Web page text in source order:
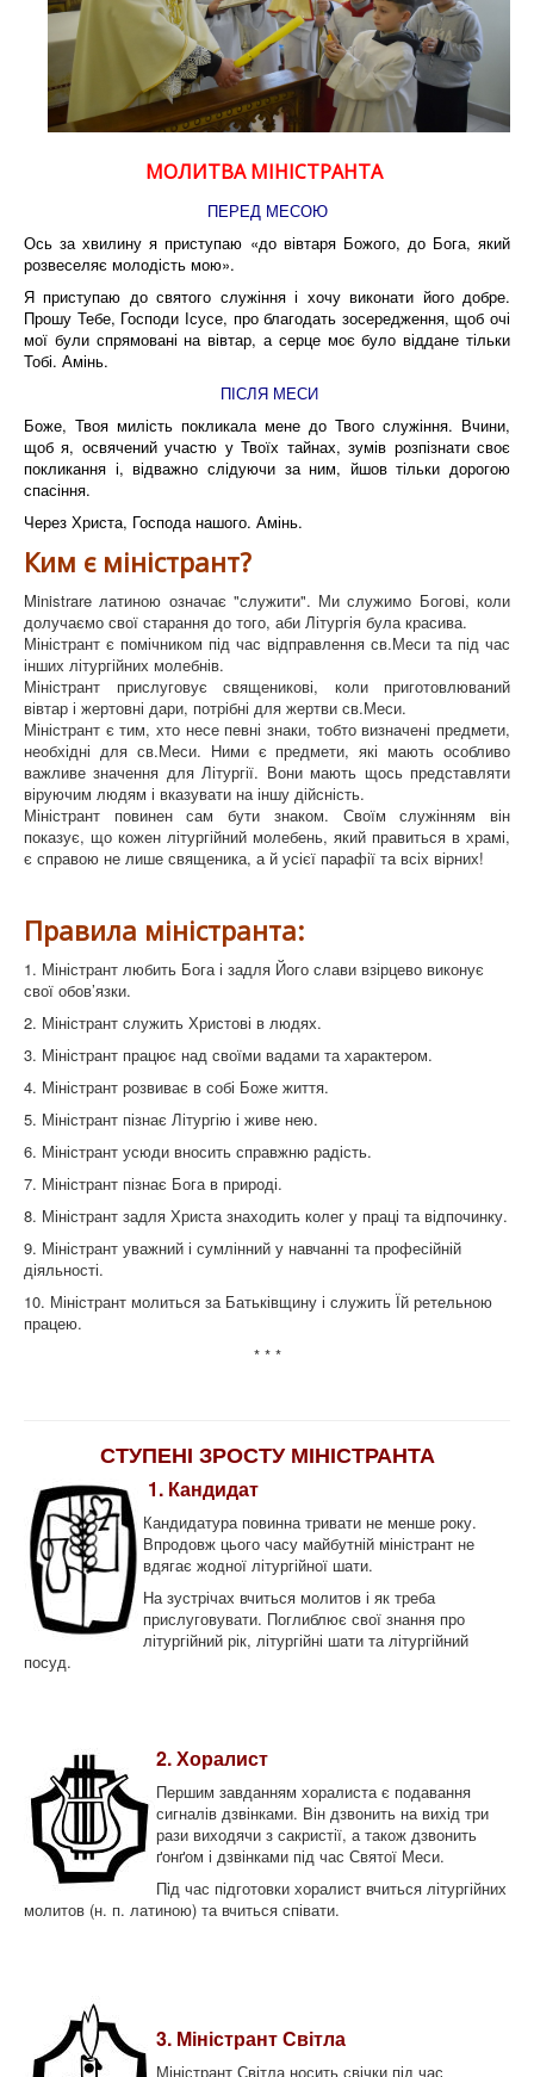
МОЛИТВА МІНІСТРАНТА
ПЕРЕД МЕСОЮ
Ось за хвилину я приступаю «до вівтаря Божого, до Бога, який
розвеселяє молодість мою».
Я приступаю до святого служіння і хочу виконати його добре.
Прошу Тебе, Господи Ісусе, про благодать зосередження, щоб очі
мої були спрямовані на вівтар, а серце моє було віддане тільки
Тобі. Амінь.
ПІСЛЯ МЕСИ
Боже, Твоя милість покликала мене до Твого служіння. Вчини,
щоб я, освячений участю у Твоїх тайнах, зумів розпізнати своє
покликання і, відважно слідуючи за ним, йшов тільки дорогою
спасіння.
Через Христа, Господа нашого. Амінь.
Ким є міністрант?
Ministrare латиною означає "служити". Ми служимо Богові, коли
долучаємо свої старання до того, аби Літургія була красива.
Міністрант є помічником під час відправлення св.Меси та під час
інших літургійних молебнів.
Міністрант прислуговує священикові, коли приготовлюваний
вівтар і жертовні дари, потрібні для жертви св.Меси.
Міністрант є тим, хто несе певні знаки, тобто визначені предмети,
необхідні для св.Меси. Ними є предмети, які мають особливо
важливе значення для Літургії. Вони мають щось представляти
віруючим людям і вказувати на іншу дійсність.
Міністрант повинен сам бути знаком. Своїм служінням він
показує, що кожен літургійний молебень, який правиться в храмі,
є справою не лише священика, а й усієї парафії та всіх вірних!
Правила міністранта:
1. Міністрант любить Бога і задля Його слави взірцево виконує
свої обов’язки.
2. Міністрант служить Христові в людях.
3. Міністрант працює над своїми вадами та характером.
4. Міністрант розвиває в собі Боже життя.
5. Міністрант пізнає Літургію і живе нею.
6. Міністрант усюди вносить справжню радість.
7. Міністрант пізнає Бога в природі.
8. Міністрант задля Христа знаходить колег у праці та відпочинку.
9. Міністрант уважний і сумлінний у навчанні та професійній
діяльності.
10. Міністрант молиться за Батьківщину і служить Їй ретельною
працею.
* * *
СТУПЕНІ ЗРОСТУ МІНІСТРАНТА
1. Кандидат
Кандидатура повинна тривати не менше року.
Впродовж цього часу майбутній міністрант не
вдягає жодної літургійної шати.
На зустрічах вчиться молитов і як треба
прислуговувати. Поглиблює свої знання про
літургійний рік, літургійні шати та літургійний
посуд.
2. Хоралист
Першим завданням хоралиста є подавання
сигналів дзвінками. Він дзвонить на вихід три
рази виходячи з сакристії, а також дзвонить
ґонґом і дзвінками під час Святої Меси.
Під час підготовки хоралист вчиться літургійних
молитов (н. п. латиною) та вчиться співати.
3. Міністрант Світла
Міністрант Світла носить свічки під час